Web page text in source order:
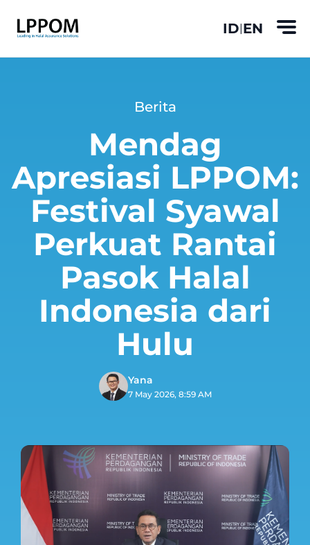
ID|EN
Berita
Mendag
Apresiasi LPPOM:
Festival Syawal
Perkuat Rantai
Pasok Halal
Indonesia dari
Hulu
Yana
7 May 2026, 8:59 AM